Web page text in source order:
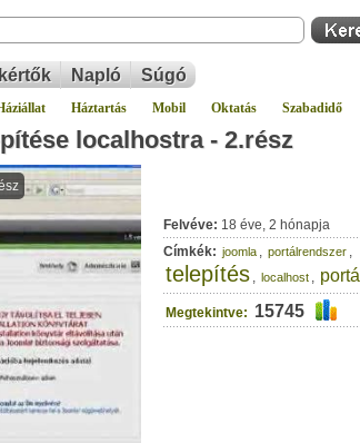
Napló Súgó
Háztartás Mobil Oktatás Szabadidő
localhostra - 2.rész
Felvéve: 18 éve, 2 hónapja
Címkék: joomla , portálrendszer ,
telepítés , localhost , portál
Megtekintve: 15745